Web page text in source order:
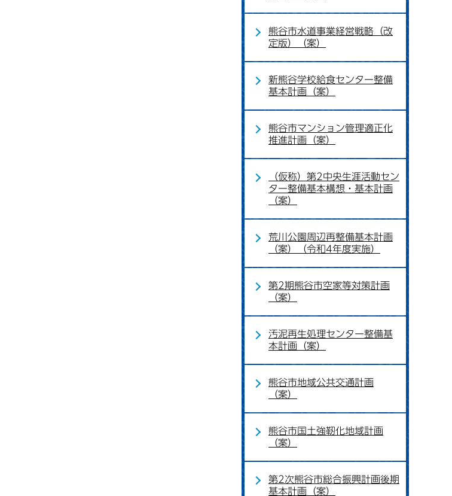
熊谷市水道事業経営戦略（改
定版）（案）
新熊谷学校給食センター整備
基本計画（案）
熊谷市マンション管理適正化
推進計画（案）
（仮称）第2中央生涯活動セン
ター整備基本構想・基本計画
（案）
荒川公園周辺再整備基本計画
（案）（令和4年度実施）
第2期熊谷市空家等対策計画
（案）
汚泥再生処理センター整備基
本計画（案）
熊谷市地域公共交通計画
（案）
熊谷市国土強靭化地域計画
（案）
第2次熊谷市総合振興計画後期
基本計画（案）